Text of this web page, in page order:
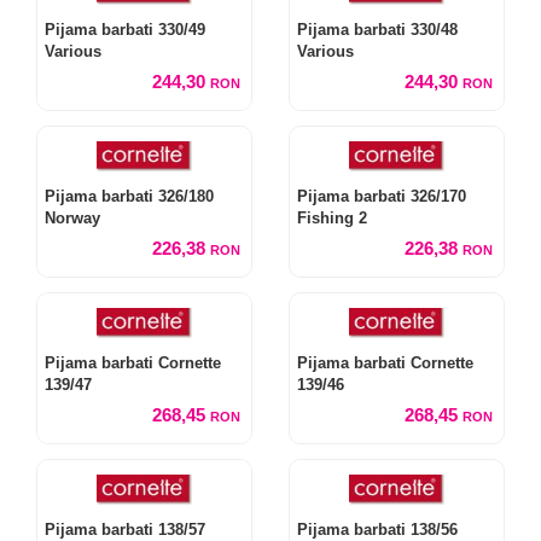
Pijama barbati 330/49
Various
244,30 RON
Pijama barbati 330/48
Various
244,30 RON
Pijama barbati 326/180
Norway
226,38 RON
Pijama barbati 326/170
Fishing 2
226,38 RON
Pijama barbati Cornette
139/47
268,45 RON
Pijama barbati Cornette
139/46
268,45 RON
Pijama barbati 138/57
Pijama barbati 138/56